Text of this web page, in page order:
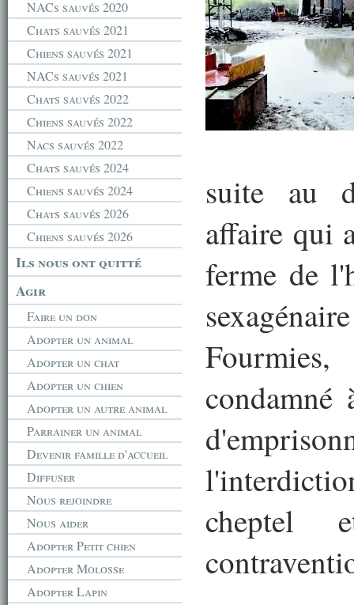
NACs sauvés 2020
Chats sauvés 2021
Chiens sauvés 2021
NACs sauvés 2021
Chats sauvés 2022
Chiens sauvés 2022
Nacs sauvés 2022
Chats sauvés 2024
Chiens sauvés 2024
Chats sauvés 2026
Chiens sauvés 2026
Ils nous ont quitté
Agir
Faire un don
Adopter un animal
Adopter un chat
Adopter un chien
Adopter un autre animal
Parrainer un animal
Devenir famille d'accueil
Diffuser
Nous rejoindre
Nous aider
Adopter Petit chien
Adopter Molosse
Adopter Lapin
suite au
affaire qui
ferme de
cheptel